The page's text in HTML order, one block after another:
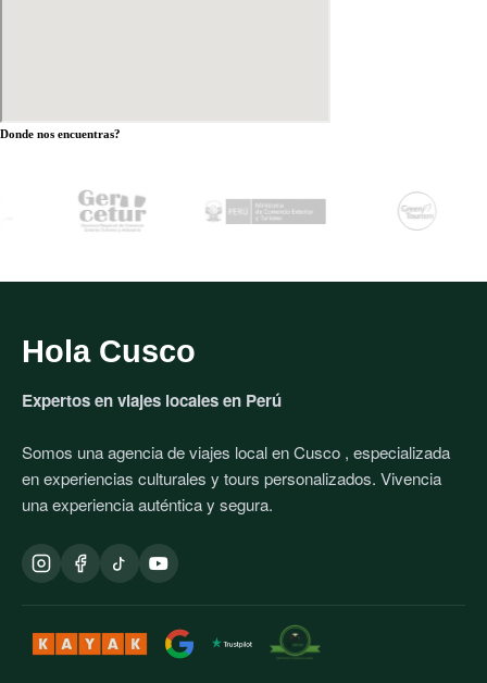
Donde nos encuentras?
Hola Cusco
Expertos en viajes locales en Perú
Somos una agencia de viajes local enCusco , especializada
en experiencias culturales y tours personalizados. Vivencia
una experiencia auténtica y segura.